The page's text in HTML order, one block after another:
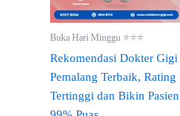
Buka Hari Minggu ⭐⭐⭐
Rekomendasi Dokter Gigi
Pemalang Terbaik, Rating
Tertinggi dan Bikin Pasien